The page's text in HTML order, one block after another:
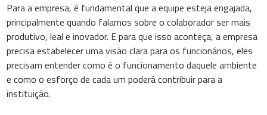
Para a empresa, é fundamental que a equipe esteja engajada,
principalmente quando falamos sobre o colaborador ser mais
produtivo, leal e inovador. E para que isso aconteça, a empresa
precisa estabelecer uma visão clara para os funcionários, eles
precisam entender como é o funcionamento daquele ambiente
e como o esforço de cada um poderá contribuir para a
instituição.